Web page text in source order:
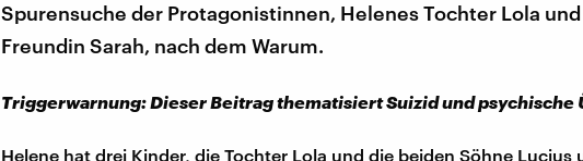
Spurensuche der Protagonistinnen, Helenes Tochter Lola
Freundin Sarah, nach dem Warum.
Triggerwarnung: Dieser Beitrag thematisiert Suizid und psychische
Helene hat drei Kinder, die Tochter Lola und die beiden Söhne Lucius